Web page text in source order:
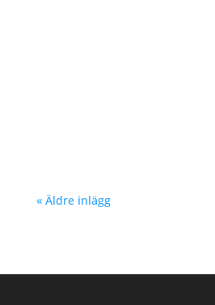
« Äldre inlägg